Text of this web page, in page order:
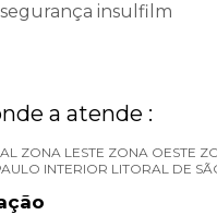
insulfilm
a atende :
ZONA LESTE ZONA OESTE
INTERIOR LITORAL DE